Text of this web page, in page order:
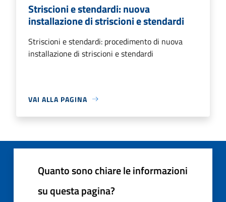
Striscioni e stendardi: nuova
installazione di striscioni e stendardi
Striscioni e stendardi: procedimento di nuova
installazione di striscioni e stendardi
VAI ALLA PAGINA
Quanto sono chiare le informazioni
su questa pagina?